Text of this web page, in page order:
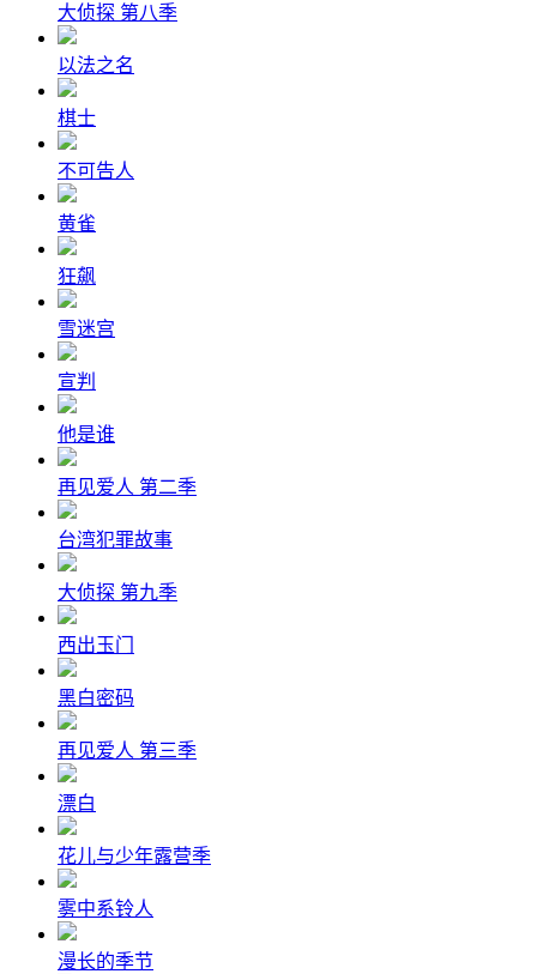
大侦探 第八季
以法之名
棋士
不可告人
黄雀
狂飙
雪迷宫
宣判
他是谁
再见爱人 第二季
台湾犯罪故事
大侦探 第九季
西出玉门
黑白密码
再见爱人 第三季‎
漂白
花儿与少年露营季
雾中系铃人
漫长的季节